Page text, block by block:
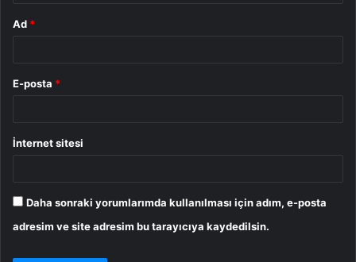
Ad *
E-posta *
İnternet sitesi
Daha sonraki yorumlarımda kullanılması için adım, e-posta
adresim ve site adresim bu tarayıcıya kaydedilsin.